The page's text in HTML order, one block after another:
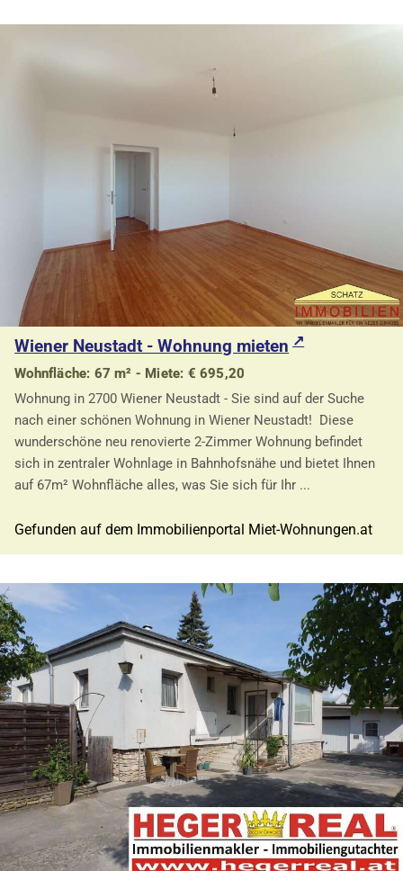
Wiener Neustadt - Wohnung mieten
Wohnfläche: 67 m² - Miete: € 695,20
Wohnung in 2700 Wiener Neustadt - Sie sind auf der Suche
nach einer schönen Wohnung in Wiener Neustadt! Diese
wunderschöne neu renovierte 2-Zimmer Wohnung befindet
sich in zentraler Wohnlage in Bahnhofsnähe und bietet Ihnen
auf 67m² Wohnfläche alles, was Sie sich für Ihr ...
Gefunden auf dem Immobilienportal Miet-Wohnungen.at